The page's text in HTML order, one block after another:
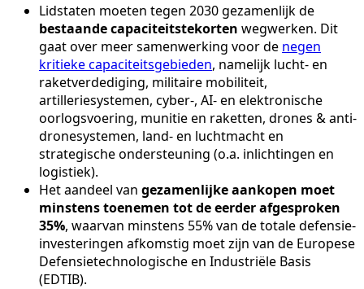
Lidstaten moeten tegen 2030 gezamenlijk de
bestaande capaciteits­tekorten wegwerken. Dit
gaat over meer samenwerking voor de negen
kritieke capaciteitsgebieden, namelijk lucht- en
raketverdediging, militaire mobiliteit,
artilleriesystemen, cyber-, AI- en elektronische
oorlogsvoering, munitie en raketten, drones & anti-
dronesystemen, land- en luchtmacht en
strategische ondersteuning (o.a. inlichtingen en
logistiek).
Het aandeel van gezamenlijke aankopen moet
minstens toenemen tot de eerder afgesproken
35%, waarvan minstens 55% van de totale defensie-
investeringen afkomstig moet zijn van de Europese
Defensietechnologische en Industriële Basis
(EDTIB).